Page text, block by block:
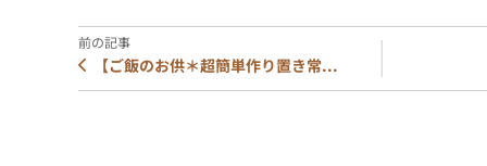
【ご飯のお供＊超簡単作り置き常...